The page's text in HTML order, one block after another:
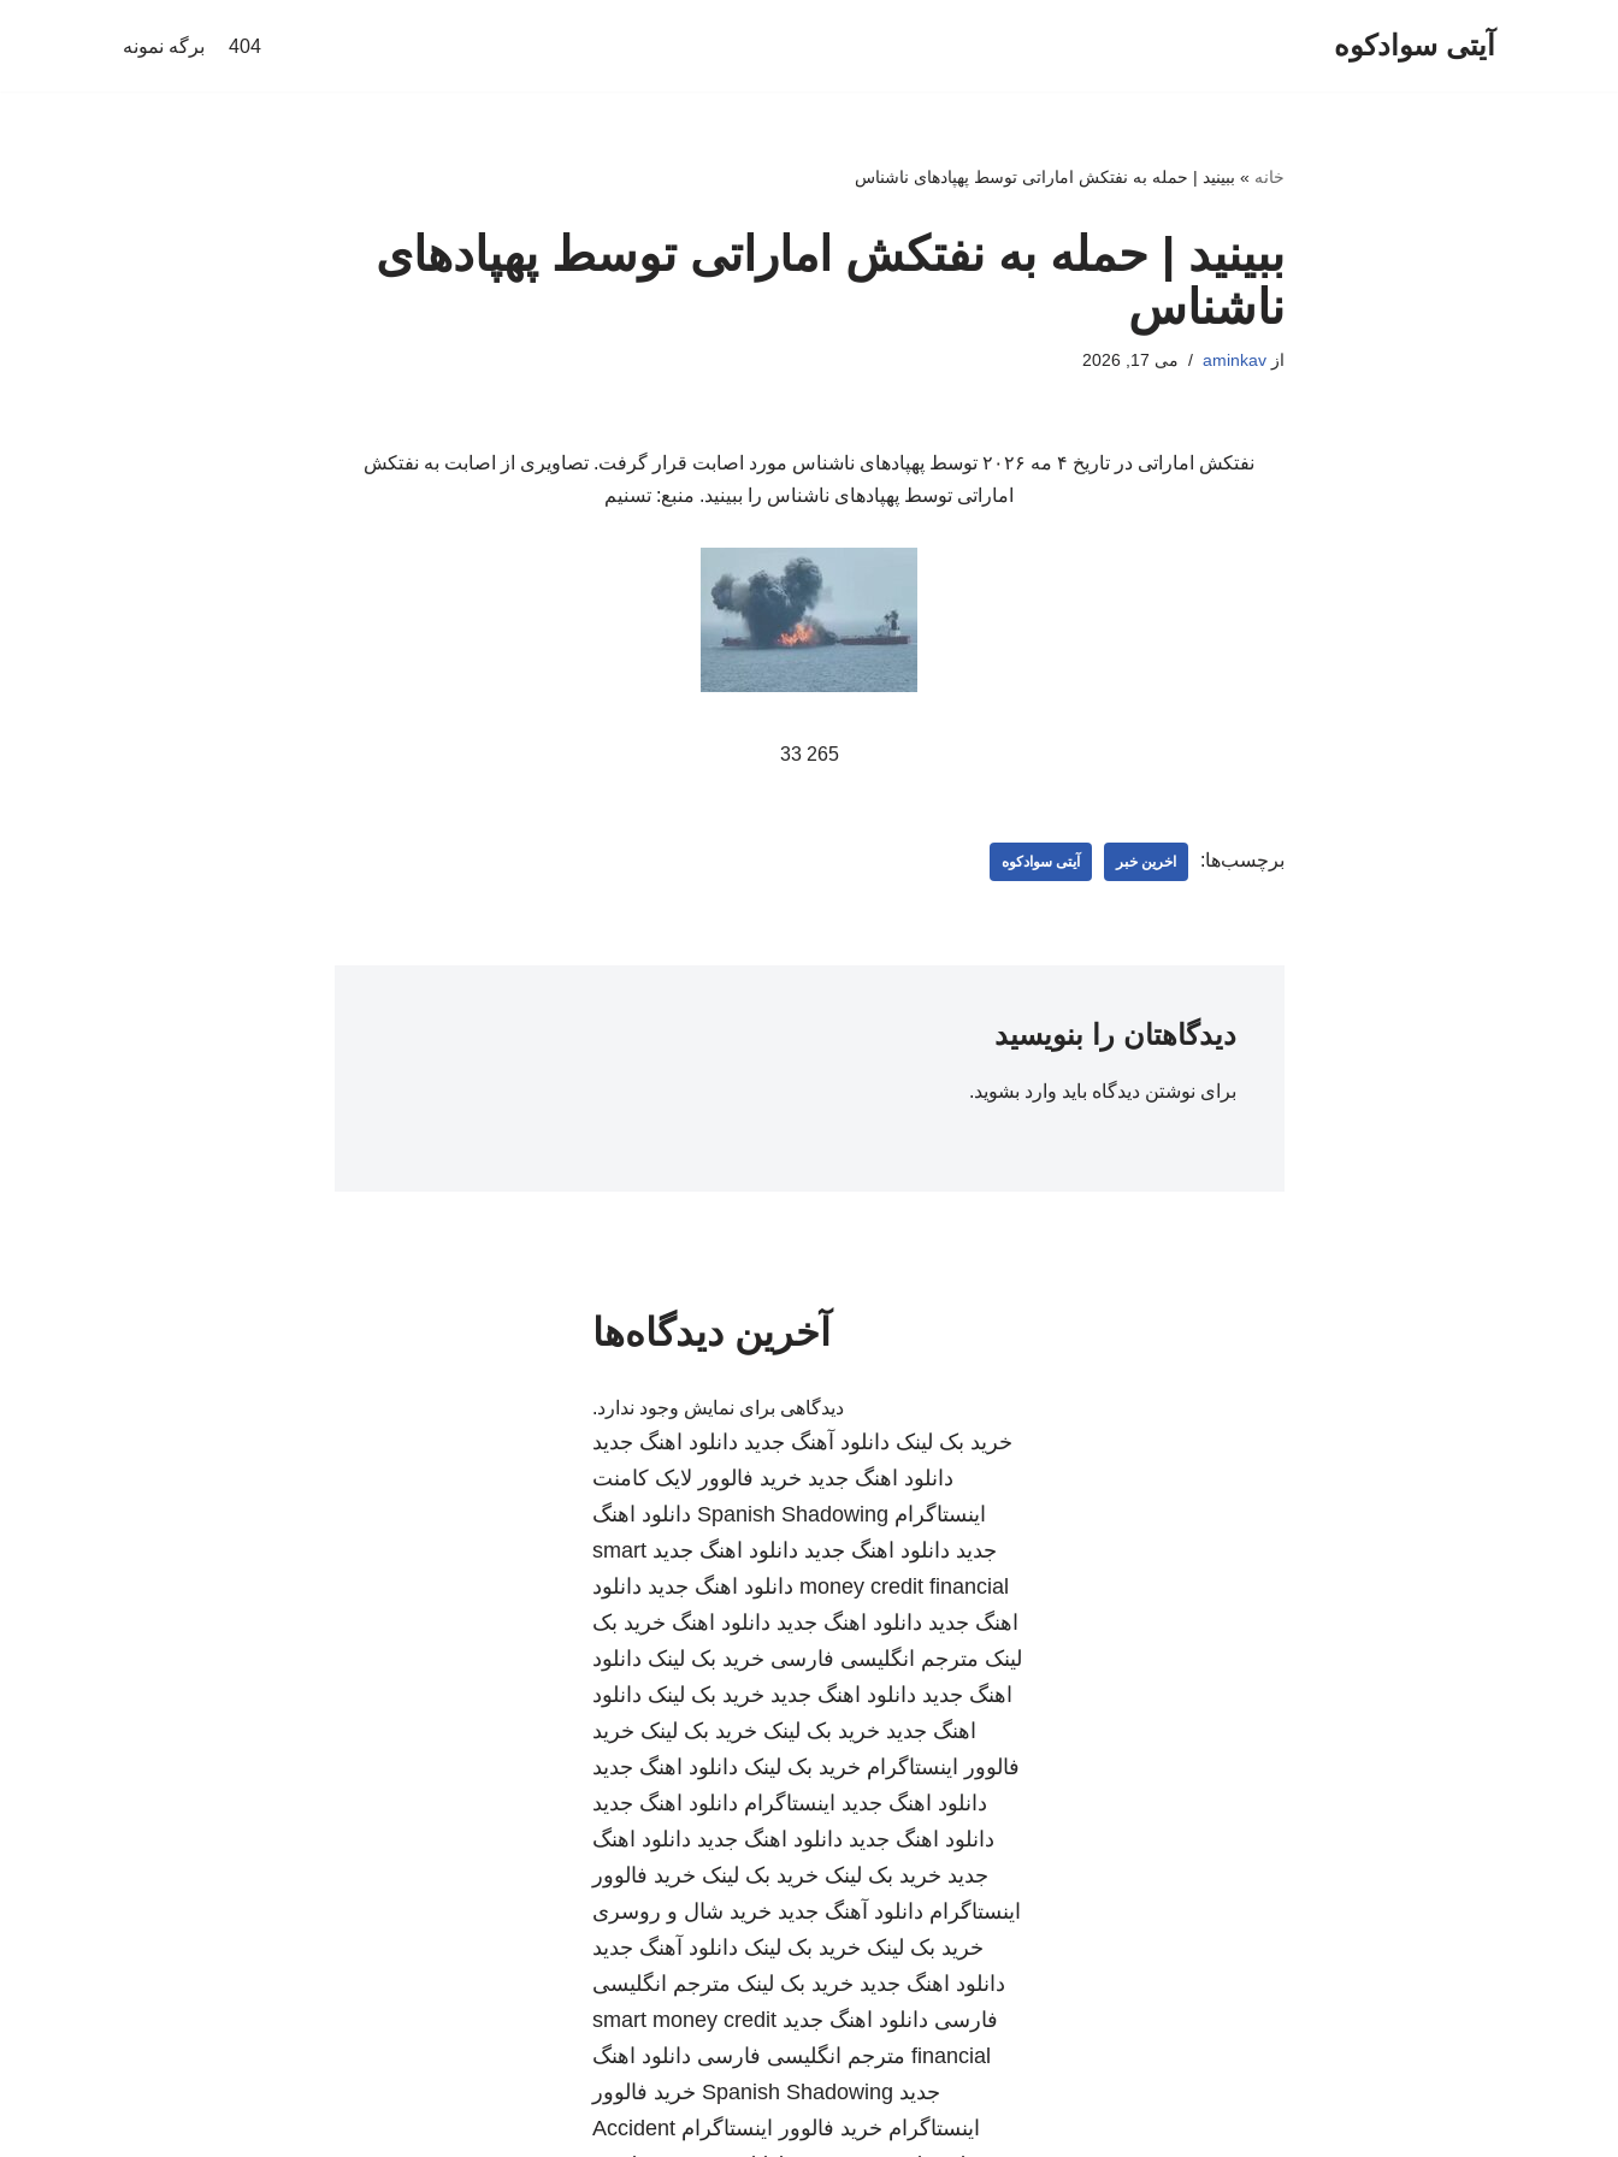
آیتی سوادکوه 404 برگه نمونه
خانه » ببینید | حمله به نفتکش اماراتی توسط پهپادهای ناشناس
ببینید | حمله به نفتکش اماراتی توسط پهپادهای
ناشناس
ازaminkav می 17, 2026
نفتکش اماراتی در تاریخ ۴ مه ۲۰۲۶ توسط پهپادهای ناشناس مورد اصابت قرار گرفت. تصاویری از اصابت به نفتکش
اماراتی توسط پهپادهای ناشناس را ببینید. منبع: تسنیم
265 33
برچسب‌ها: اخرین خبر آیتی سوادکوه
دیدگاهتان را بنویسید
برای نوشتن دیدگاه باید وارد بشوید.
آخرین دیدگاه‌ها
دیدگاهی برای نمایش وجود ندارد.
خرید بک لینک دانلود آهنگ جدید دانلود اهنگ جدید
دانلود اهنگ جدید خرید فالوور لایک کامنت
اینستاگرام Spanish Shadowing دانلود اهنگ
جدید دانلود اهنگ جدید دانلود اهنگ جدید smart
money credit financial دانلود اهنگ جدید دانلود
اهنگ جدید دانلود اهنگ جدید دانلود اهنگ خرید بک
لینک مترجم انگلیسی فارسی خرید بک لینک دانلود
اهنگ جدید دانلود اهنگ جدید خرید بک لینک دانلود
اهنگ جدید خرید بک لینک خرید بک لینک خرید
فالوور اینستاگرام خرید بک لینک دانلود اهنگ جدید
دانلود اهنگ جدید اینستاگرام دانلود اهنگ جدید
دانلود اهنگ جدید دانلود اهنگ جدید دانلود اهنگ
جدید خرید بک لینک خرید بک لینک خرید فالوور
اینستاگرام دانلود آهنگ جدید خرید شال و روسری
خرید بک لینک خرید بک لینک دانلود آهنگ جدید
دانلود اهنگ جدید خرید بک لینک مترجم انگلیسی
فارسی دانلود اهنگ جدید smart money credit
financial مترجم انگلیسی فارسی دانلود اهنگ
جدید Spanish Shadowing خرید فالوور
اینستاگرام خرید فالوور اینستاگرام Accident